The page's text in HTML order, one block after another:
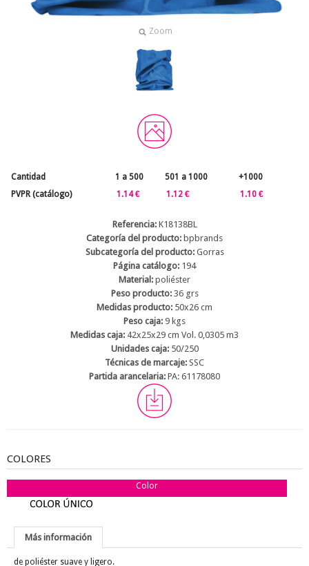
Zoom
Cantidad 1 a 500 501 a 1000
+1000
PVPR (catálogo)
1.14 € 1.12 € 1.10 €
Referencia:K18138BL
Categoría del producto: bpbrands
Subcategoría del producto:Gorras
Página catálogo: 194
Material: poliéster
Peso producto:36 grs
Medidas producto: 50x26 cm
Peso caja: 9 kgs
Medidas caja: 42x25x29 cm Vol. 0,0305 m3
Unidades caja:50/250
Técnicas de marcaje: SSC
Partida arancelaria: PA: 61178080
COLORES
Color
Más información
de poliéster suave y ligero.